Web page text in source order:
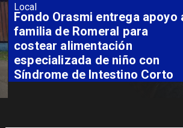
Local
Fondo Orasmi entrega apoyo a
familia de Romeral para
costear alimentación
especializada de niño con
Síndrome de Intestino Corto